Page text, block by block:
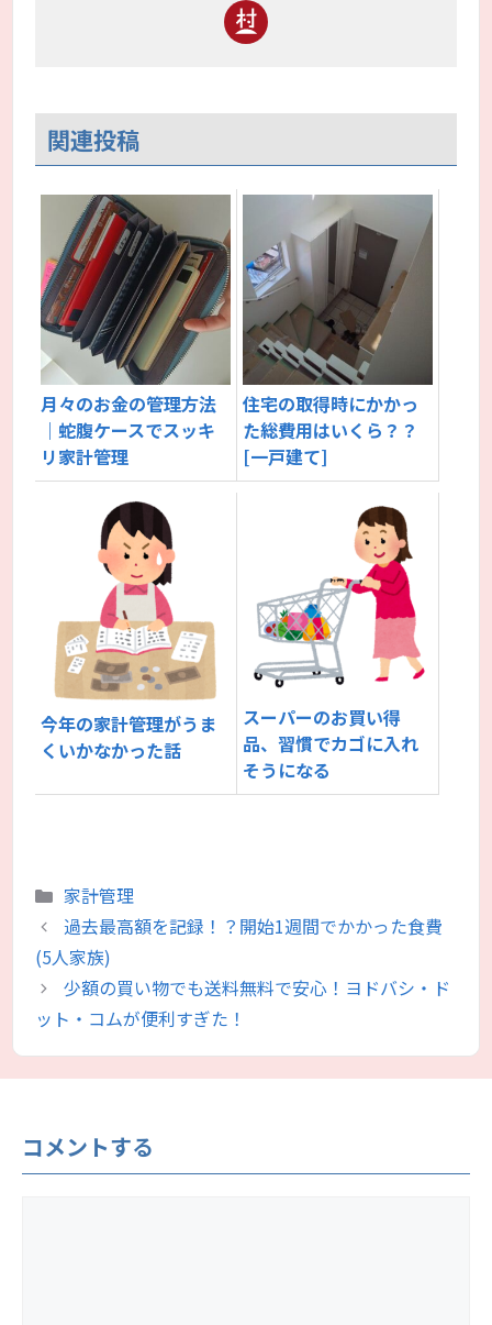
関連投稿
月々のお金の管理方法
｜蛇腹ケースでスッキ
リ家計管理
住宅の取得時にかかっ
た総費用はいくら？？
[一戸建て]
今年の家計管理がうま
くいかなかった話
スーパーのお買い得
品、習慣でカゴに入れ
そうになる
カ
テ
ゴ
リ
ー
家計管理
過去最高額を記録！？開始1週間でかかった食費
(5人家族)
少額の買い物でも送料無料で安心！ヨドバシ・ド
ット・コムが便利すぎた！
コメントする